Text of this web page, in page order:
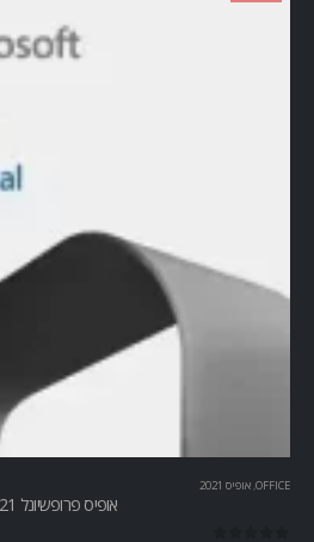
OFFICE
, אופיס 2021
אופיס פרופשיונל 2021 /Office Professional 2021